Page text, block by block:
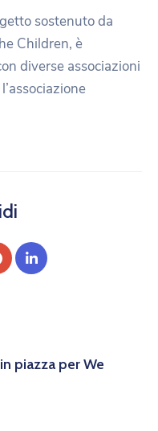
sostenuto da
Children, è
diverse associazioni
piazza per We